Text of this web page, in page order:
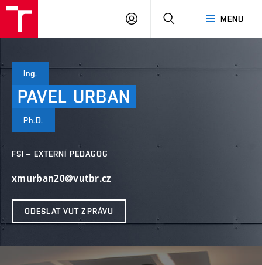
MENU
PŘIHLÁSIT
Ing.
PAVEL URBAN
Ph.D.
FSI – EXTERNÍ PEDAGOG
xmurban20@vutbr.cz
ODESLAT VUT ZPRÁVU